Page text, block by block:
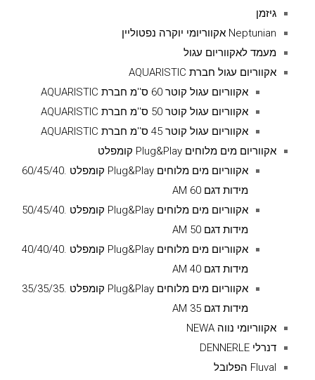
גיזמן
Neptunian אקווריומי יוקרה נפטוליין
מעמד לאקווריום עגול
אקווריום עגול חברת AQUARISTIC
אקווריום עגול קוטר 60 ס''מ חברת AQUARISTIC
אקווריום עגול קוטר 50 ס''מ חברת AQUARISTIC
אקווריום עגול קוטר 45 ס''מ חברת AQUARISTIC
אקווריום מים מלוחים Plug&Play קומפלט
אקווריום מים מלוחים Plug&Play קומפלט .60/45/40
מידות דגם AM 60
אקווריום מים מלוחים Plug&Play קומפלט .50/45/40
מידות דגם AM 50
אקווריום מים מלוחים Plug&Play קומפלט .40/40/40
מידות דגם AM 40
אקווריום מים מלוחים Plug&Play קומפלט .35/35/35
מידות דגם AM 35
אקווריומי נווה NEWA
דנרלי DENNERLE
Fluval הפלובל